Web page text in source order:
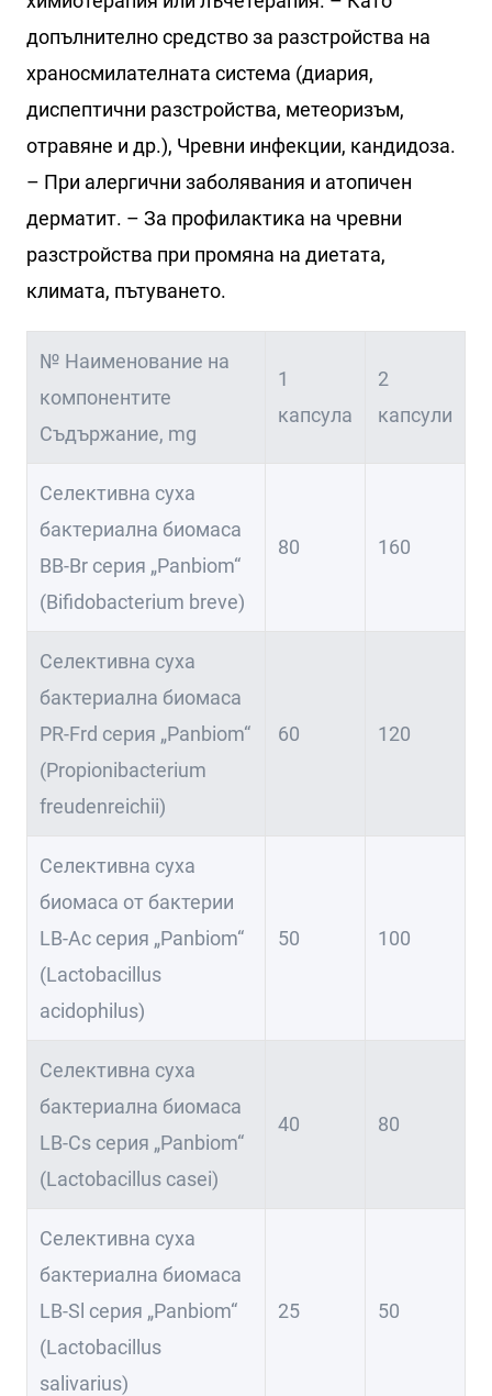
допълнително средство за разстройства на
храносмилателната система (диария,
диспептични разстройства, метеоризъм,
отравяне и др.), Чревни инфекции, кандидоза.
– При алергични заболявания и атопичен
дерматит. – За профилактика на чревни
разстройства при промяна на диетата,
климата, пътуването.
№ Наименование на
компонентите
Съдържание, mg
1
капсула
2
капсули
Селективна суха
бактериална биомаса
BB-Br серия „Panbiom“
(Bifidobacterium breve)
80 160
Селективна суха
бактериална биомаса
PR-Frd серия „Panbiom“
(Propionibacterium
freudenreichii)
60 120
Селективна суха
биомаса от бактерии
LB-Ac серия „Panbiom“
(Lactobacillus
acidophilus)
50 100
Селективна суха
бактериална биомаса
LB-Cs серия „Panbiom“
(Lactobacillus casei)
40 80
Селективна суха
бактериална биомаса
LB-Sl серия „Panbiom“
(Lactobacillus
salivarius)
25 50